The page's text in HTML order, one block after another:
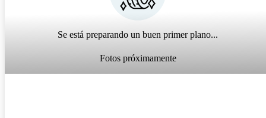
Se está preparando un buen primer plano...
Fotos próximamente